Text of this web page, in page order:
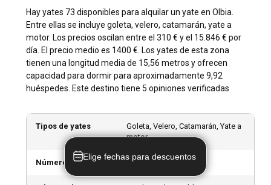
descubiertos.
¿Cuál es el mejor momento para alquilar un yate en
Olbia?
Generalmente, el mejor momento para alquilar un yate en
Olbia es entre abril y octubre. Las temporadas bajas (abril-
excelente junto con menos multitudes. La temporada alta
generalmente viene con una gran cantidad de eventos y
festivales, destacándose la Fiesta de San Simplicio, el
patrón de Olbia.
Hay yates 73 disponibles para alquilar un yate en Olbia.
Entre ellas se incluye goleta, velero, catamarán, yate a
motor. Los precios oscilan entre el 310 € y el 15.846 € por
día. El precio medio es 1400 €. Los yates de esta zona
tienen una longitud media de 15,56 metros y ofrecen
capacidad para dormir para aproximadamente 9,92
huéspedes. Este destino tiene 5 opiniones verificadas
Tipos de yates
Goleta, Velero, Catamarán, Yate a
motor
Número de yates 73 barcos disponibles
Elige fechas para descuentos